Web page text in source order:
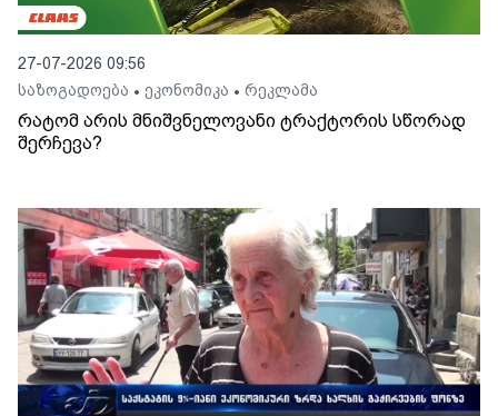
27-07-2026 09:56
საზოგადოება • ეკონომიკა • რეკლამა
რატომ არის მნიშვნელოვანი ტრაქტორის სწორად
შერჩევა?